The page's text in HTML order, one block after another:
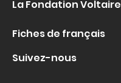
La Fondation Voltaire
Fiches de français
Suivez-nous